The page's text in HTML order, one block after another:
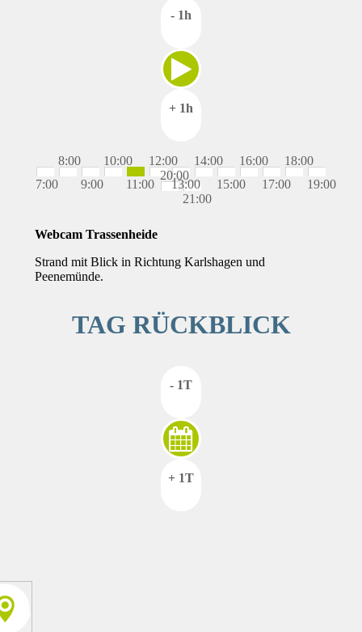
- 1h
+ 1h
7:00
8:00
9:00
10:00
11:00
12:00
13:00
14:00
15:00
16:00
17:00
18:00
19:00
20:00
21:00
Webcam Trassenheide
Strand mit Blick in Richtung Karlshagen und
Peenemünde.
TAG RÜCKBLICK
- 1T
+ 1T